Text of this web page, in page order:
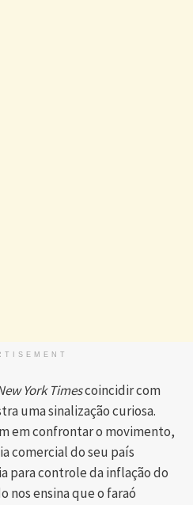
York Timescoincidir com
uma sinalização curiosa.
em confrontar o movimento,
comercial do seu país
para controle da inflação do
nos ensina que o faraó